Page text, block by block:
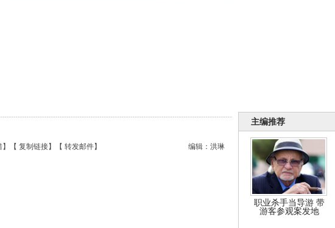
主编推荐
职业杀手当导游 带
游客参观案发地
编辑：洪琳
】【 复制链接】【 转发邮件】